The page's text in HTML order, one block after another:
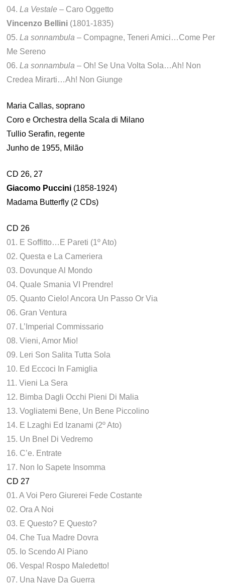
04.La Vestale – Caro Oggetto
Vincenzo Bellini (1801-1835)
05.La sonnambula – Compagne, Teneri Amici…Come Per
Me Sereno
06.La sonnambula – Oh! Se Una Volta Sola…Ah! Non
Credea Mirarti…Ah! Non Giunge
Maria Callas, soprano
Coro e Orchestra della Scala di Milano
Tullio Serafin, regente
Junho de 1955, Milão
CD 26, 27
Giacomo Puccini (1858-1924)
Madama Butterfly (2 CDs)
CD 26
01. E Soffitto…E Pareti (1º Ato)
02. Questa e La Cameriera
03. Dovunque Al Mondo
04. Quale Smania VI Prendre!
05. Quanto Cielo! Ancora Un Passo Or Via
06. Gran Ventura
07. L’Imperial Commissario
08. Vieni, Amor Mio!
09. Leri Son Salita Tutta Sola
10. Ed Eccoci In Famiglia
11. Vieni La Sera
12. Bimba Dagli Occhi Pieni Di Malia
13. Vogliatemi Bene, Un Bene Piccolino
14. E Lzaghi Ed Izanami (2º Ato)
15. Un Bnel Di Vedremo
16. C’e. Entrate
17. Non Io Sapete Insomma
CD 27
01. A Voi Pero Giurerei Fede Costante
02. Ora A Noi
03. E Questo? E Questo?
04. Che Tua Madre Dovra
05. Io Scendo Al Piano
06. Vespa! Rospo Maledetto!
07. Una Nave Da Guerra